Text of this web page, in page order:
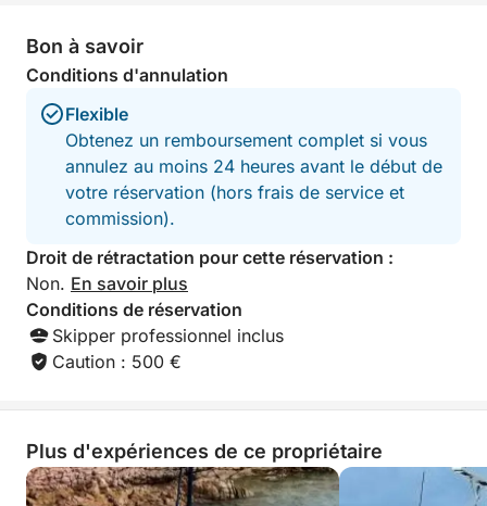
même : l'Iroquois MKII est léger, maniable et conçu
pour naviguer d'île en île en toute simplicité. Son
faible tirant d'eau vous permet de mouiller près du
rivage, tandis que son aménagement ouvert offre à
chaque passager un espace pour se détendre et
profiter du paysage. Cette excursion est conçue
pour l'intimité et l'authenticité : pas de foule, pas
du temps dans l'un des coins les plus exclusifs de la
Méditerranée.
Bon à savoir
Conditions d'annulation
Flexible
Obtenez un remboursement complet si vous
annulez au moins 24 heures avant le début de
votre réservation (hors frais de service et
commission).
Droit de rétractation pour cette réservation :
Non. En savoir plus
Conditions de réservation
Skipper professionnel inclus
Caution : 500 €
Plus d'expériences de ce propriétaire